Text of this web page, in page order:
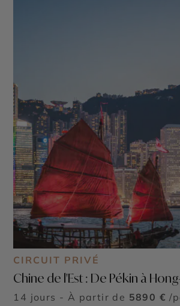
CIRCUIT PRIVÉ
Chine de l'Est : De Pékin à
14 jours - À partir de 5890 € /